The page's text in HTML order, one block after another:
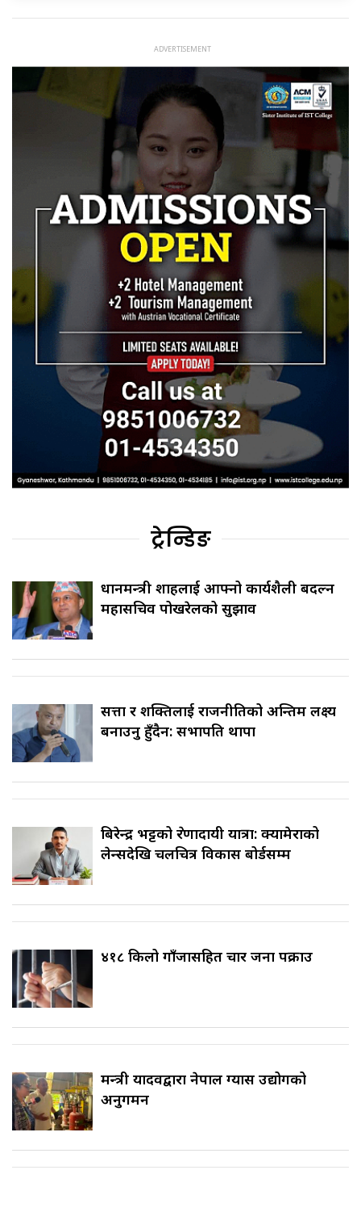
ट्रेन्डिङ
प्रधानमन्त्री शाहलाई आफ्नो कार्यशैली बदल्न
महासचिव पोखरेलको सुझाव
सत्ता र शक्तिलाई राजनीतिको अन्तिम लक्ष्य
बनाउनु हुँदैन: सभापति थापा
बिरेन्द्र भट्टको प्रेरणादायी यात्रा: क्यामेराको
लेन्सदेखि चलचित्र विकास बोर्डसम्म
४१८ किलो गाँजासहित चार जना पक्राउ
मन्त्री यादवद्वारा नेपाल ग्यास उद्योगको
अनुगमन